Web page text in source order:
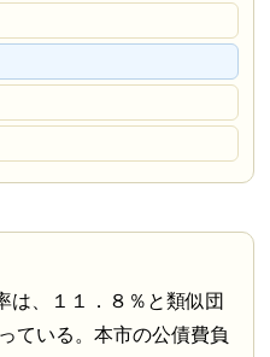
は、１１．８％と類似団
ている。本市の公債費負